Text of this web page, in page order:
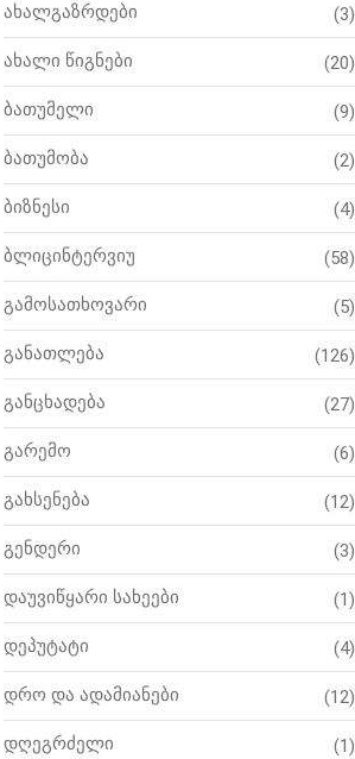
ახალგაზრდები (3)
ახალი წიგნები (20)
ბათუმელი (9)
ბათუმობა (2)
ბიზნესი (4)
ბლიცინტერვიუ (58)
გამოსათხოვარი (5)
განათლება (126)
განცხადება (27)
გარემო (6)
გახსენება (12)
გენდერი (3)
დაუვიწყარი სახეები (1)
დეპუტატი (4)
დრო და ადამიანები (12)
დღეგრძელი (1)